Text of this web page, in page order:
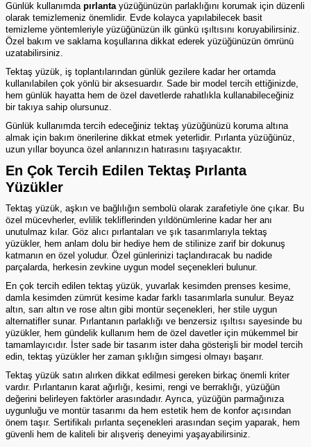
Günlük kullanımda pırlantayüzüğünüzün parlaklığını korumak için düzenli
olarak temizlemeniz önemlidir. Evde kolayca yapılabilecek basit
temizleme yöntemleriyle yüzüğünüzün ilk günkü ışıltısını koruyabilirsiniz.
Özel bakım ve saklama koşullarına dikkat ederek yüzüğünüzün ömrünü
uzatabilirsiniz.
Tektaş yüzük, iş toplantılarından günlük gezilere kadar her ortamda
kullanılabilen çok yönlü bir aksesuardır. Sade bir model tercih ettiğinizde,
hem günlük hayatta hem de özel davetlerde rahatlıkla kullanabileceğiniz
bir takıya sahip olursunuz.
Günlük kullanımda tercih edeceğiniz tektaş yüzüğünüzü koruma altına
almak için bakım önerilerine dikkat etmek yeterlidir. Pırlanta yüzüğünüz,
uzun yıllar boyunca özel anlarınızın hatırasını taşıyacaktır.
En Çok Tercih Edilen Tektaş Pırlanta
Yüzükler
Tektaş yüzük, aşkın ve bağlılığın sembolü olarak zarafetiyle öne çıkar. Bu
özel mücevherler, evlilik tekliflerinden yıldönümlerine kadar her anı
unutulmaz kılar. Göz alıcı pırlantaları ve şık tasarımlarıyla tektaş
yüzükler, hem anlam dolu bir hediye hem de stilinize zarif bir dokunuş
katmanın en özel yoludur. Özel günlerinizi taçlandıracak bu nadide
parçalarda, herkesin zevkine uygun model seçenekleri bulunur.
En çok tercih edilen tektaş yüzük, yuvarlak kesimden prenses kesime,
damla kesimden zümrüt kesime kadar farklı tasarımlarla sunulur. Beyaz
altın, sarı altın ve rose altın gibi montür seçenekleri, her stile uygun
alternatifler sunar. Pırlantanın parlaklığı ve benzersiz ışıltısı sayesinde bu
yüzükler, hem gündelik kullanım hem de özel davetler için mükemmel bir
tamamlayıcıdır. İster sade bir tasarım ister daha gösterişli bir model tercih
edin, tektaş yüzükler her zaman şıklığın simgesi olmayı başarır.
Tektaş yüzük satın alırken dikkat edilmesi gereken birkaç önemli kriter
vardır. Pırlantanın karat ağırlığı, kesimi, rengi ve berraklığı, yüzüğün
değerini belirleyen faktörler arasındadır. Ayrıca, yüzüğün parmağınıza
uygunluğu ve montür tasarımı da hem estetik hem de konfor açısından
önem taşır. Sertifikalı pırlanta seçenekleri arasından seçim yaparak, hem
güvenli hem de kaliteli bir alışveriş deneyimi yaşayabilirsiniz.